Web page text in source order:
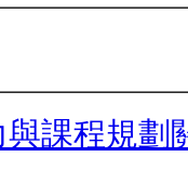
課程規劃